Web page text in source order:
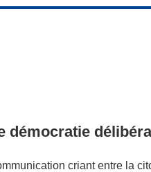
démocratie
criant entre la